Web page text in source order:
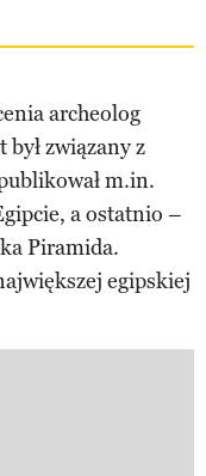
archeolog
związany z
m.in.
a ostatnio –
Piramida.
egipskiej